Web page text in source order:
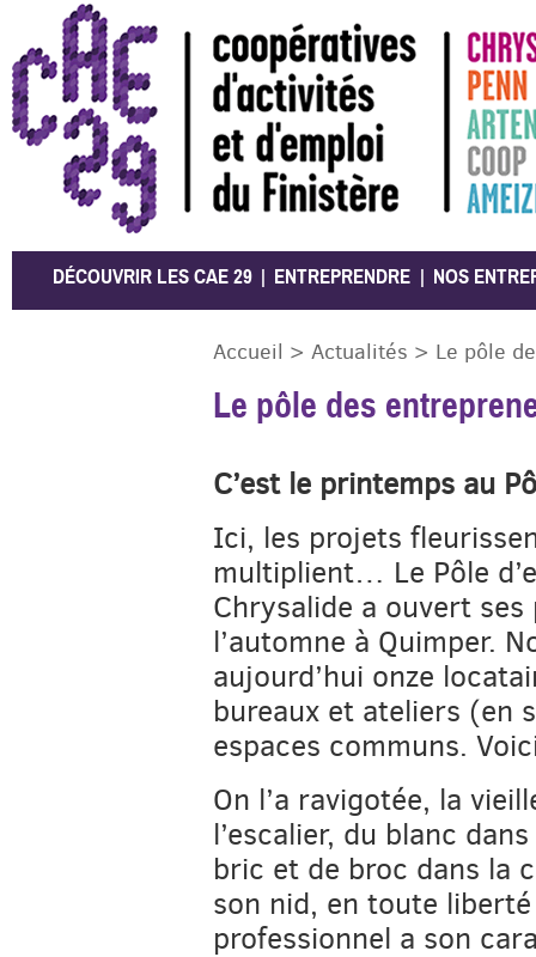
CAE 29
DÉCOUVRIR LES CAE 29 ENTREPRENDRE NOS
Accueil > Actualités > Le pôle
Le pôle des
C’est le printemps au
Ici, les projets
multiplient… Le Pôle
Chrysalide a ouvert ses
l’automne à Quimper.
aujourd’hui onze
bureaux et ateliers (en
espaces communs.
On l’a ravigotée, la
l’escalier, du blanc
bric et de broc dans la
son nid, en toute
professionnel a son